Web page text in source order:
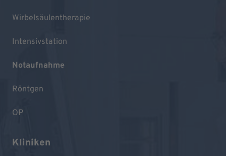
Wirbelsäulentherapie
Intensivstation
Notaufnahme
Röntgen
OP
Kliniken